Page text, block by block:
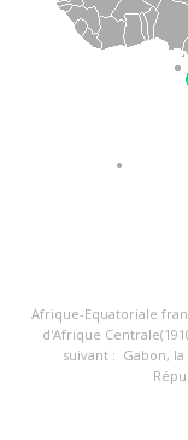
Afrique-Equatoriale
d'Afrique
suivant : Gabon,